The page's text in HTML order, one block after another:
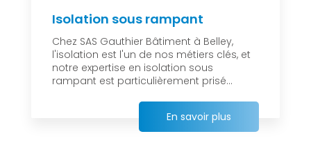
Isolation sous rampant
Chez SAS Gauthier Bâtiment à Belley,
l'isolation est l'un de nos métiers clés, et
notre expertise en isolation sous
rampant est particulièrement prisé...
En savoir plus